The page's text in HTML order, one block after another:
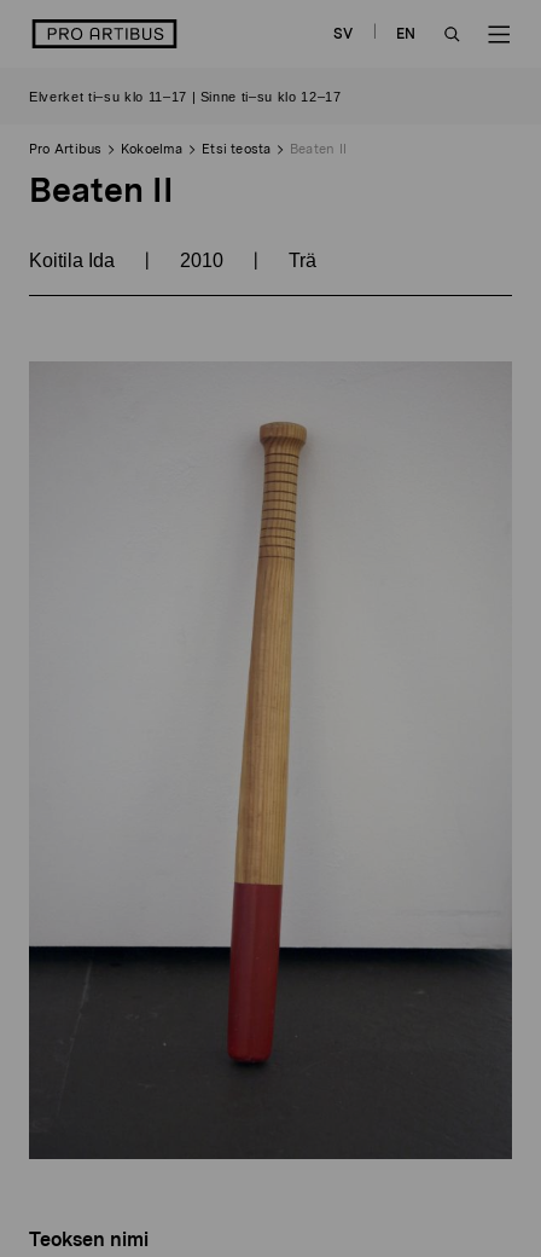
sisältöön
logo SV
EN
Elverket ti–su klo 11–17 | Sinne ti–su klo 12–17
Pro Artibus Kokoelma Etsi teosta Beaten II
Beaten II
Koitila Ida | 2010 | Trä
Teoksen nimi